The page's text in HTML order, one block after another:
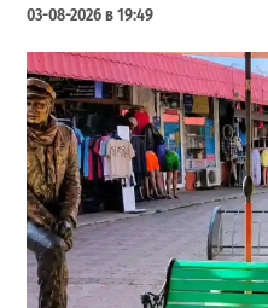
03-08-2026 в 19:49